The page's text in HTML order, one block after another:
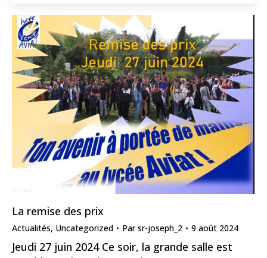
La remise des prix
Actualités, Uncategorized Parsr-joseph_2 9 août 2024
Jeudi 27 juin 2024 Ce soir, la grande salle est